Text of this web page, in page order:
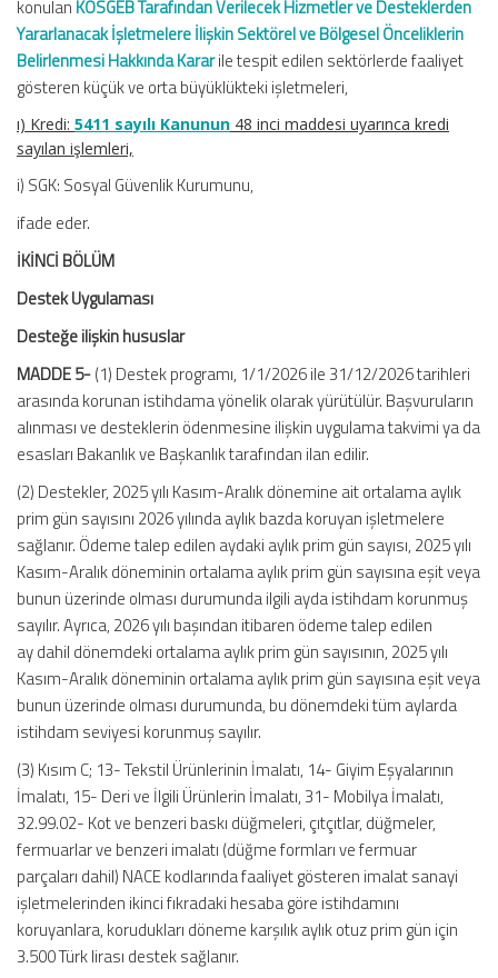
konulan KOSGEB Tarafından Verilecek Hizmetler ve Desteklerden
Yararlanacak İşletmelere İlişkin Sektörel ve Bölgesel Önceliklerin
Belirlenmesi Hakkında Kararile tespit edilen sektörlerde faaliyet
gösteren küçük ve orta büyüklükteki işletmeleri,
ı) Kredi: 5411 sayılı Kanunun 48 inci maddesi uyarınca kredi
sayılan işlemleri,
i) SGK: Sosyal Güvenlik Kurumunu,
ifade eder.
İKİNCİ BÖLÜM
Destek Uygulaması
Desteğe ilişkin hususlar
MADDE 5-(1) Destek programı, 1/1/2026 ile 31/12/2026 tarihleri
arasında korunan istihdama yönelik olarak yürütülür. Başvuruların
alınması ve desteklerin ödenmesine ilişkin uygulama takvimi ya da
esasları Bakanlık ve Başkanlık tarafından ilan edilir.
(2) Destekler, 2025 yılı Kasım-Aralık dönemine ait ortalama aylık
prim gün sayısını 2026 yılında aylık bazda koruyan işletmelere
sağlanır. Ödeme talep edilen aydaki aylık prim gün sayısı, 2025 yılı
Kasım-Aralık döneminin ortalama aylık prim gün sayısına eşit veya
bunun üzerinde olması durumunda ilgili ayda istihdam korunmuş
sayılır. Ayrıca, 2026 yılı başından itibaren ödeme talep edilen
ay dahil dönemdeki ortalama aylık prim gün sayısının, 2025 yılı
Kasım-Aralık döneminin ortalama aylık prim gün sayısına eşit veya
bunun üzerinde olması durumunda, bu dönemdeki tüm aylarda
istihdam seviyesi korunmuş sayılır.
(3) Kısım C; 13- Tekstil Ürünlerinin İmalatı, 14- Giyim Eşyalarının
İmalatı, 15- Deri ve İlgili Ürünlerin İmalatı, 31- Mobilya İmalatı,
32.99.02- Kot ve benzeri baskı düğmeleri, çıtçıtlar, düğmeler,
fermuarlar ve benzeri imalatı (düğme formları ve fermuar
parçaları dahil) NACE kodlarında faaliyet gösteren imalat sanayi
işletmelerinden ikinci fıkradaki hesaba göre istihdamını
koruyanlara, korudukları döneme karşılık aylık otuz prim gün için
3.500 Türk lirası destek sağlanır.